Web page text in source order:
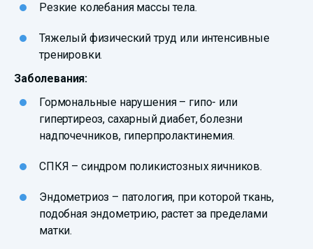
Резкие колебания массы тела.
Тяжелый физический труд или интенсивные
тренировки.
Заболевания:
Гормональные нарушения – гипо- или
гипертиреоз, сахарный диабет, болезни
надпочечников, гиперпролактинемия.
СПКЯ – синдром поликистозных яичников.
Эндометриоз – патология, при которой ткань,
подобная эндометрию, растет за пределами
матки.